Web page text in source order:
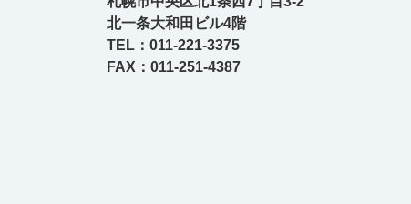
北一条大和田ビル4階
TEL：011-221-3375
FAX：011-251-4387